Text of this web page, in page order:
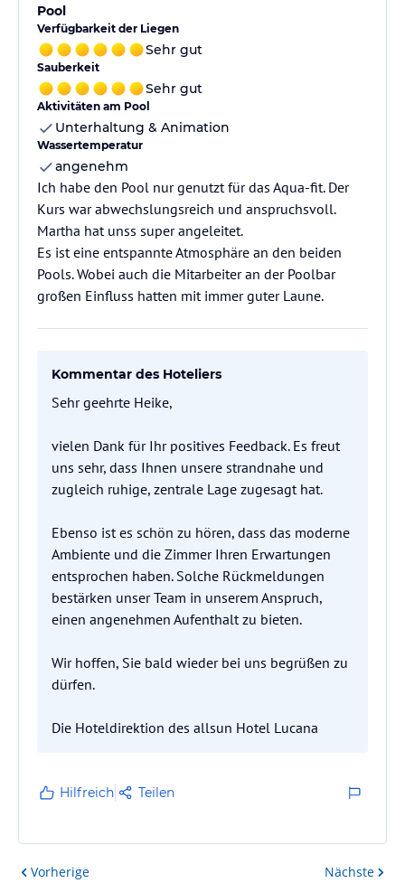
Pool
Verfügbarkeit der Liegen
Sehr gut
Sauberkeit
Sehr gut
Aktivitäten am Pool
Unterhaltung & Animation
Wassertemperatur
angenehm
Ich habe den Pool nur genutzt für das Aqua-fit. Der
Kurs war abwechslungsreich und anspruchsvoll.
Martha hat unss super angeleitet.
Es ist eine entspannte Atmosphäre an den beiden
Pools. Wobei auch die Mitarbeiter an der Poolbar
großen Einfluss hatten mit immer guter Laune.
Kommentar des Hoteliers
Sehr geehrte Heike,
vielen Dank für Ihr positives Feedback. Es freut
uns sehr, dass Ihnen unsere strandnahe und
zugleich ruhige, zentrale Lage zugesagt hat.
Ebenso ist es schön zu hören, dass das moderne
Ambiente und die Zimmer Ihren Erwartungen
entsprochen haben. Solche Rückmeldungen
bestärken unser Team in unserem Anspruch,
einen angenehmen Aufenthalt zu bieten.
Wir hoffen, Sie bald wieder bei uns begrüßen zu
dürfen.
Die Hoteldirektion des allsun Hotel Lucana
Hilfreich Teilen
Vorherige Nächste